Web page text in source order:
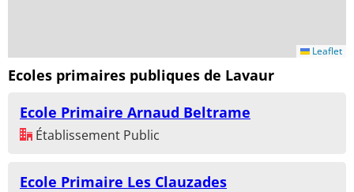
Leaflet
Ecoles primaires publiques de Lavaur
Ecole Primaire Arnaud Beltrame
Établissement Public
Ecole Primaire Les Clauzades